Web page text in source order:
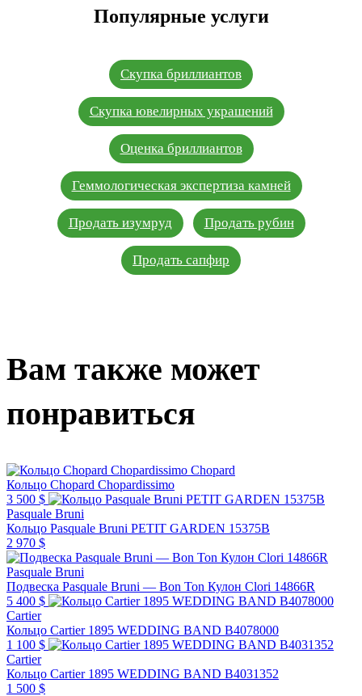
Популярные услуги
Скупка бриллиантов
Скупка ювелирных украшений
Оценка бриллиантов
Геммологическая экспертиза камней
Продать изумруд Продать рубин
Продать сапфир
Вам также может
понравиться
Chopard
Кольцо Chopard Chopardissimo
3 500 $
Pasquale Bruni
Кольцо Pasquale Bruni PETIT GARDEN 15375B
2 970 $
Pasquale Bruni
Подвеска Pasquale Bruni — Bon Ton Кулон Clori 14866R
5 400 $
Cartier
Кольцо Cartier 1895 WEDDING BAND B4078000
1 100 $
Cartier
Кольцо Cartier 1895 WEDDING BAND B4031352
1 500 $